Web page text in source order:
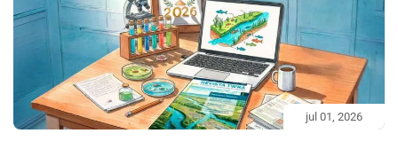
jul 01, 2026